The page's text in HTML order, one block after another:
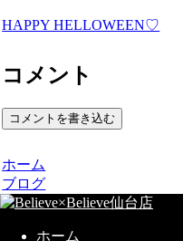
HAPPY HELLOWEEN♡
コメント
コメントを書き込む
ホーム
ブログ
ホーム